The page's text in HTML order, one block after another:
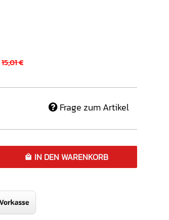
15,01 €
Frage zum Artikel
IN DEN WARENKORB